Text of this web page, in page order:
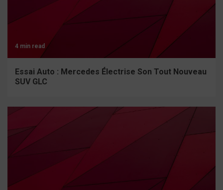
4 min read
Essai Auto : Mercedes Électrise Son Tout Nouveau
SUV GLC